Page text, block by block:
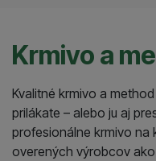
Krmivo a
Kvalitné krmivo a
prilákate – alebo ju aj
profesionálne krmivo na
overených výrobcov ako